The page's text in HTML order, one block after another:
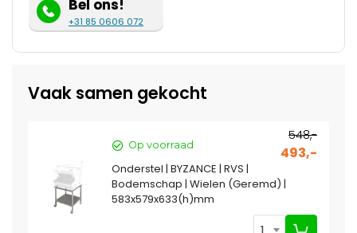
Bel ons!
+31 85 0606 072
Vaak samen gekocht
Op voorraad
548,-
493,-
Onderstel | BYZANCE | RVS |
Bodemschap | Wielen (Geremd) |
583x579x633(h)mm